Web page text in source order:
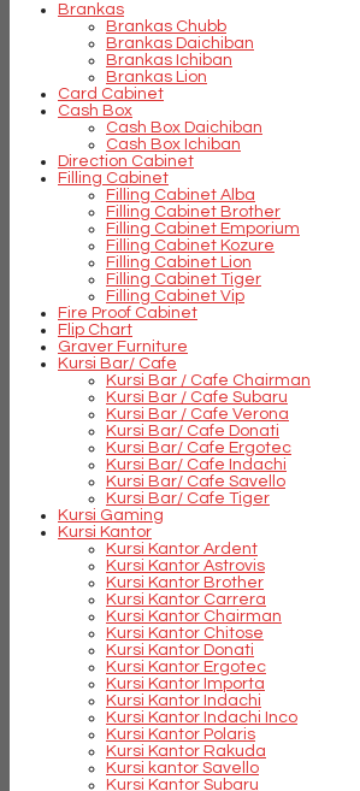
Brankas
Brankas Chubb
Brankas Daichiban
Brankas Ichiban
Brankas Lion
Card Cabinet
Cash Box
Cash Box Daichiban
Cash Box Ichiban
Direction Cabinet
Filling Cabinet
Filling Cabinet Alba
Filling Cabinet Brother
Filling Cabinet Emporium
Filling Cabinet Kozure
Filling Cabinet Lion
Filling Cabinet Tiger
Filling Cabinet Vip
Fire Proof Cabinet
Flip Chart
Graver Furniture
Kursi Bar/ Cafe
Kursi Bar / Cafe Chairman
Kursi Bar / Cafe Subaru
Kursi Bar / Cafe Verona
Kursi Bar/ Cafe Donati
Kursi Bar/ Cafe Ergotec
Kursi Bar/ Cafe Indachi
Kursi Bar/ Cafe Savello
Kursi Bar/ Cafe Tiger
Kursi Gaming
Kursi Kantor
Kursi Kantor Ardent
Kursi Kantor Astrovis
Kursi Kantor Brother
Kursi Kantor Carrera
Kursi Kantor Chairman
Kursi Kantor Chitose
Kursi Kantor Donati
Kursi Kantor Ergotec
Kursi Kantor Importa
Kursi Kantor Indachi
Kursi Kantor Indachi Inco
Kursi Kantor Polaris
Kursi Kantor Rakuda
Kursi kantor Savello
Kursi Kantor Subaru